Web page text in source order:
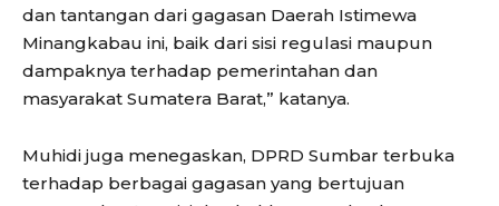
dan tantangan dari gagasan Daerah Istimewa
Minangkabau ini, baik dari sisi regulasi maupun
dampaknya terhadap pemerintahan dan
masyarakat Sumatera Barat,” katanya.
Muhidi juga menegaskan, DPRD Sumbar terbuka
terhadap berbagai gagasan yang bertujuan